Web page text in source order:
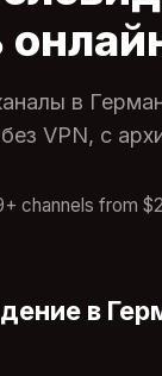
в
VPN, с
channels from
в